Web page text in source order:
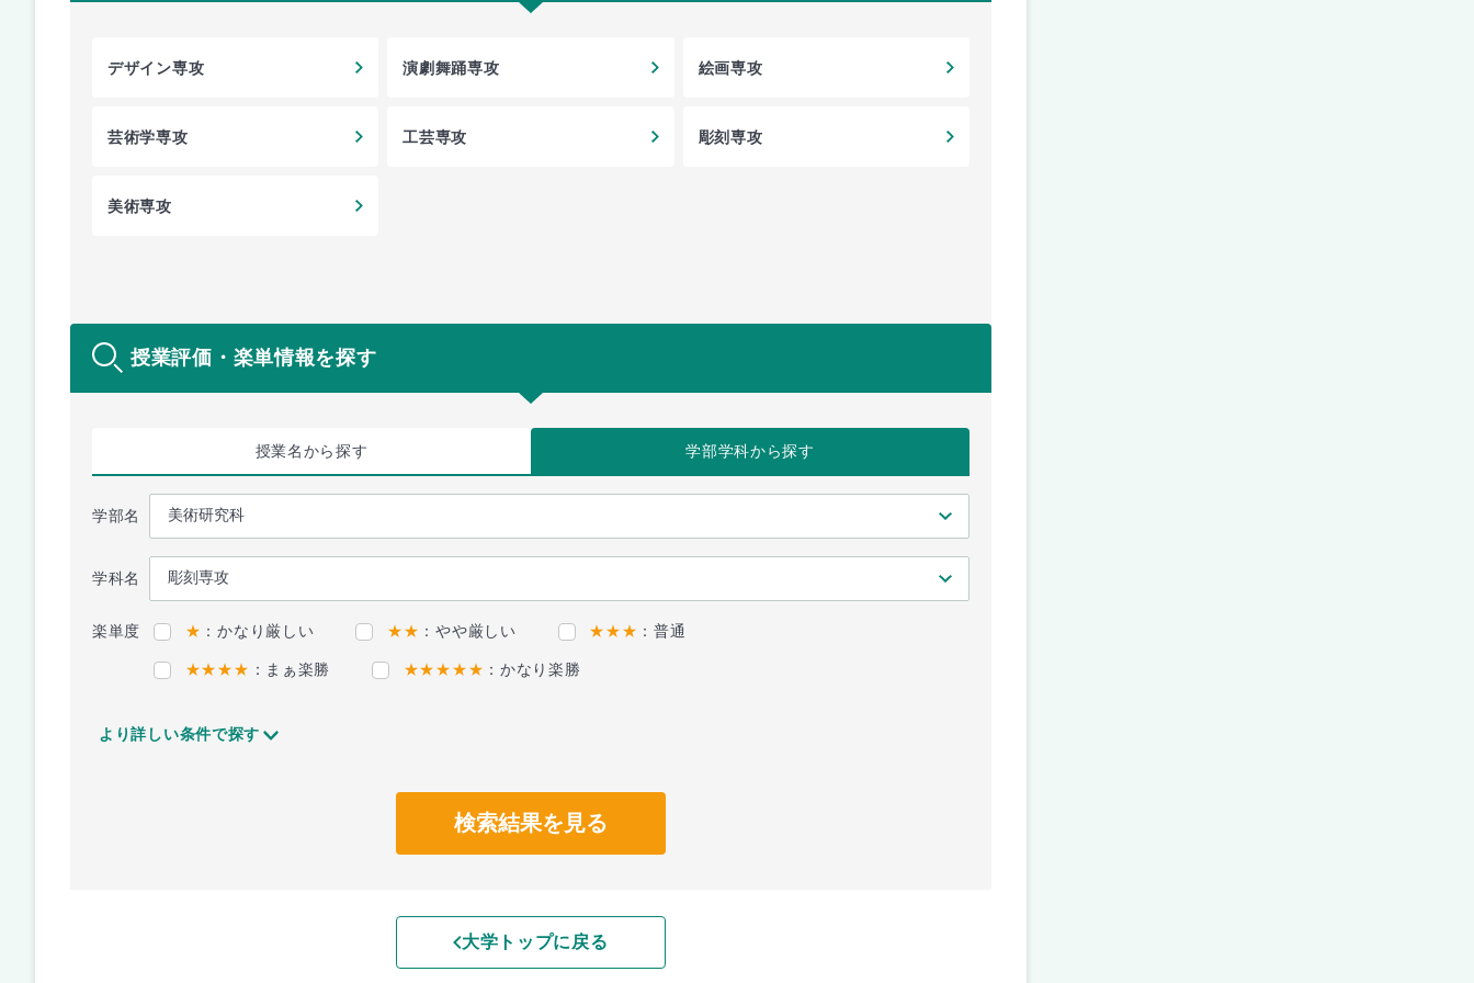
デザイン専攻 演劇舞踊専攻 絵画専攻
芸術学専攻 工芸専攻 彫刻専攻
美術専攻
授業評価・楽単情報を探す
授業名から探す 学部学科から探す
学部名
学科名
楽単度 ★ ：かなり厳しい ★★ ：やや厳しい ★★★ ：普通
★★★★ ：まぁ楽勝 ★★★★★ ：かなり楽勝
より詳しい条件で探す
検索結果を見る
大学トップに戻る